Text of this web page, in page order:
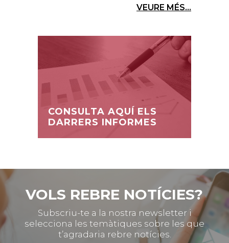
VEURE MÉS...
CONSULTA AQUÍ ELS
DARRERS INFORMES
VOLS REBRE NOTÍCIES?
Subscriu-te a la nostra newsletter i
selecciona les temàtiques sobre les que
t’agradaria rebre notícies.